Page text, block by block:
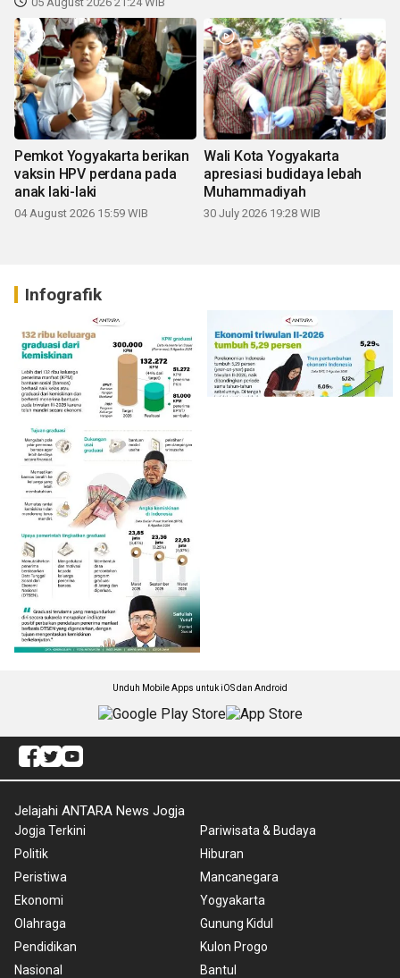
Pemkot Yogyakarta berikan
vaksin HPV perdana pada
anak laki-laki
04 August 2026 15:59 WIB
Wali Kota Yogyakarta
apresiasi budidaya lebah
Muhammadiyah
30 July 2026 19:28 WIB
Infografik
Unduh Mobile Apps untuk iOS dan Android
Jelajahi ANTARA News Jogja
Jogja Terkini
Politik
Peristiwa
Ekonomi
Olahraga
Pendidikan
Nasional
Pariwisata & Budaya
Hiburan
Mancanegara
Yogyakarta
Gunung Kidul
Kulon Progo
Bantul